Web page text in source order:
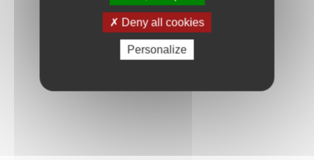
Deny all cookies
Personalize